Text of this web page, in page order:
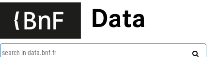
Data
search in data.bnf.fr